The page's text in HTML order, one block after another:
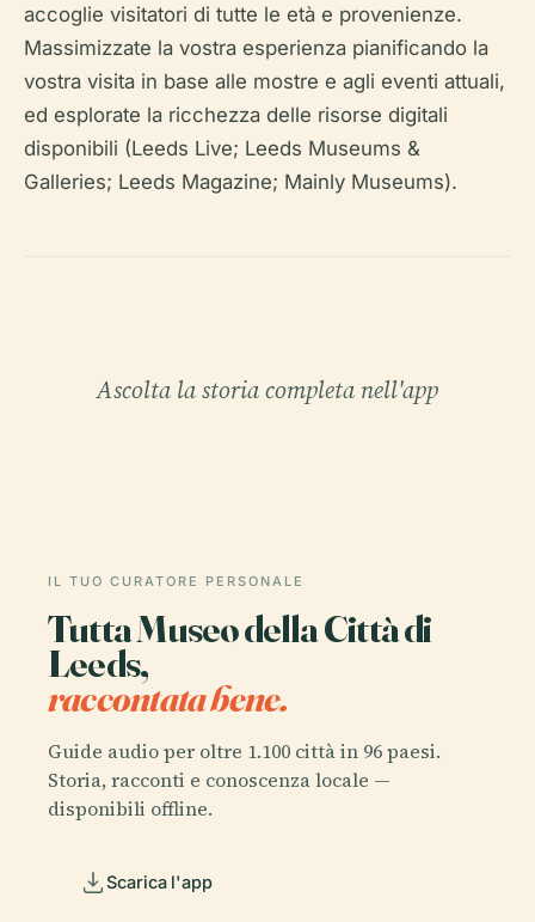
accoglie visitatori di tutte le età e provenienze.
Massimizzate la vostra esperienza pianificando la
vostra visita in base alle mostre e agli eventi attuali,
ed esplorate la ricchezza delle risorse digitali
disponibili (Leeds Live; Leeds Museums &
Galleries; Leeds Magazine; Mainly Museums).
Ascolta la storia completa nell'app
IL TUO CURATORE PERSONALE
Tutta Museo della Città di
Leeds,
raccontata bene.
Guide audio per oltre 1.100 città in 96 paesi.
Storia, racconti e conoscenza locale —
disponibili offline.
Scarica l'app